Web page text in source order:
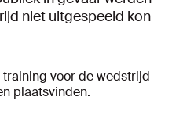
niet uitgespeeld kon
voor de wedstrijd
plaatsvinden.